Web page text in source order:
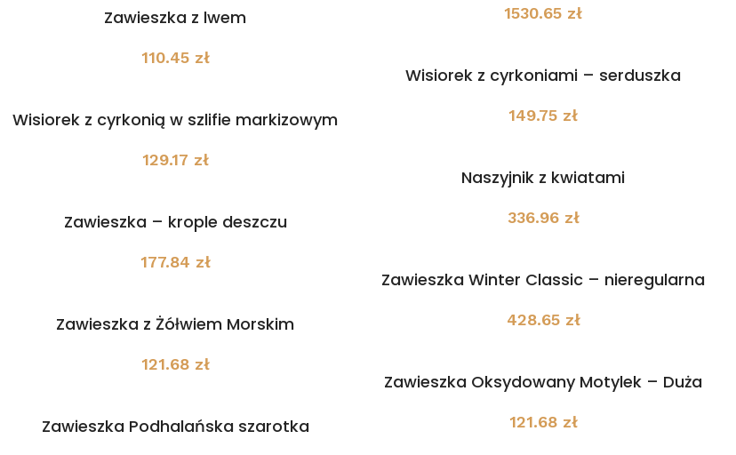
1530.65 zł
Zawieszka z lwem
110.45 zł
Wisiorek z cyrkoniami – serduszka
149.75 zł
Wisiorek z cyrkonią w szlifie markizowym
129.17 zł
Naszyjnik z kwiatami
336.96 zł
Zawieszka – krople deszczu
177.84 zł
Zawieszka Winter Classic – nieregularna
428.65 zł
Zawieszka z Żółwiem Morskim
121.68 zł
Zawieszka Oksydowany Motylek – Duża
121.68 zł
Zawieszka Podhalańska szarotka